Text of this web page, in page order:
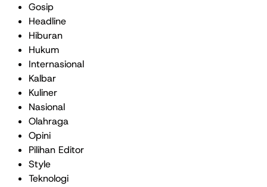
Gosip
Headline
Hiburan
Hukum
Internasional
Kalbar
Kuliner
Nasional
Olahraga
Opini
Pilihan Editor
Style
Teknologi